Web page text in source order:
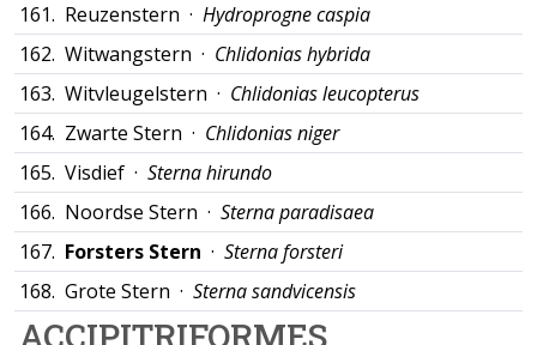
161. Reuzenstern · Hydroprogne caspia
162. Witwangstern · Chlidonias hybrida
163. Witvleugelstern · Chlidonias leucopterus
164. Zwarte Stern · Chlidonias niger
165. Visdief · Sterna hirundo
166. Noordse Stern · Sterna paradisaea
167. Forsters Stern · Sterna forsteri
168. Grote Stern · Sterna sandvicensis
ACCIPITRIFORMES